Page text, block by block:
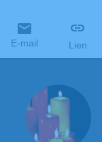
E-mail Lien